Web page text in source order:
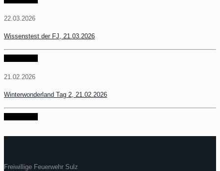
22.03.2026
Wissenstest der FJ, 21.03.2026
21.02.2026
Winterwonderland Tag 2, 21.02.2026
Freiwillige Feuerwehr Sulz